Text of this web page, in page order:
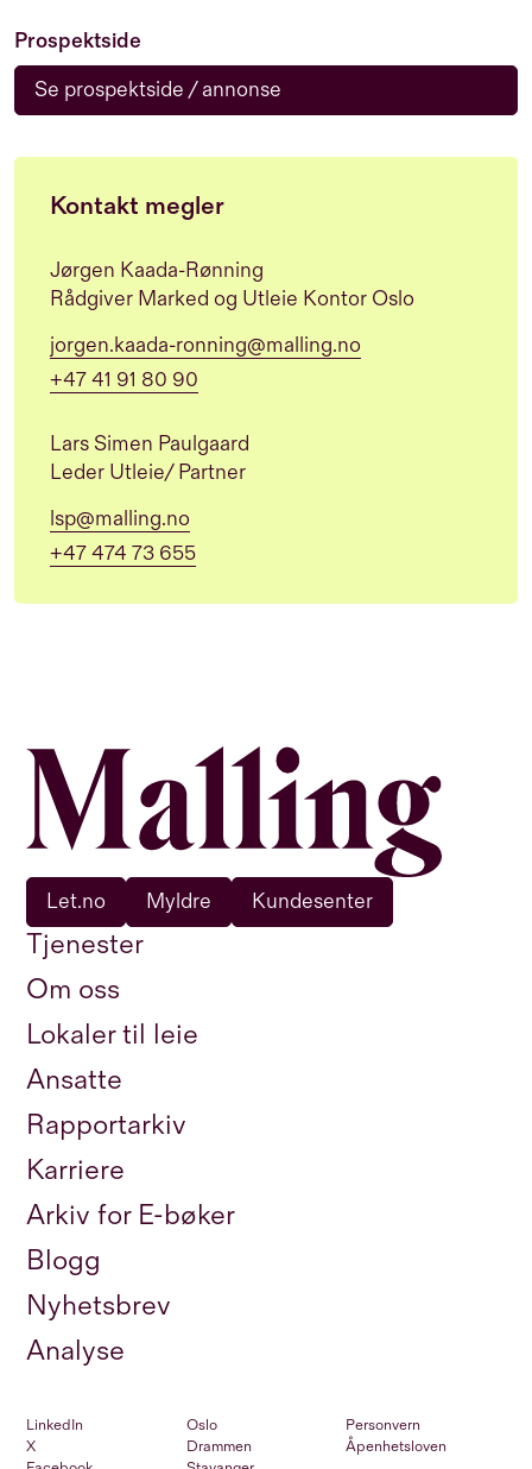
Prospektside
Se prospektside / annonse
Kontakt megler
Jørgen Kaada-Rønning
Rådgiver Marked og Utleie Kontor Oslo
jorgen.kaada-ronning@malling.no
+47 41 91 80 90
Lars Simen Paulgaard
Leder Utleie/ Partner
lsp@malling.no
+47 474 73 655
Tjenester
Om oss
Lokaler til leie
Ansatte
Rapportarkiv
Karriere
Arkiv for E-bøker
Blogg
Nyhetsbrev
Analyse
LinkedIn
X
Oslo
Drammen
Personvern
Åpenhetsloven
Let.no Myldre Kundesenter